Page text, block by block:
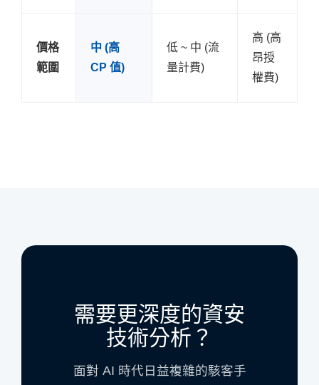
價格
範圍
中 (高
CP 值)
低 ~ 中 (流
量計費)
高 (高
昂授
權費)
需要更深度的資安
技術分析？
面對 AI 時代日益複雜的駭客手